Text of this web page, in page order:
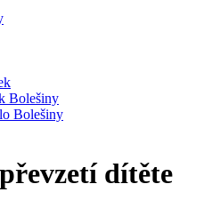
Bolešiny
Bolešiny
dítěte